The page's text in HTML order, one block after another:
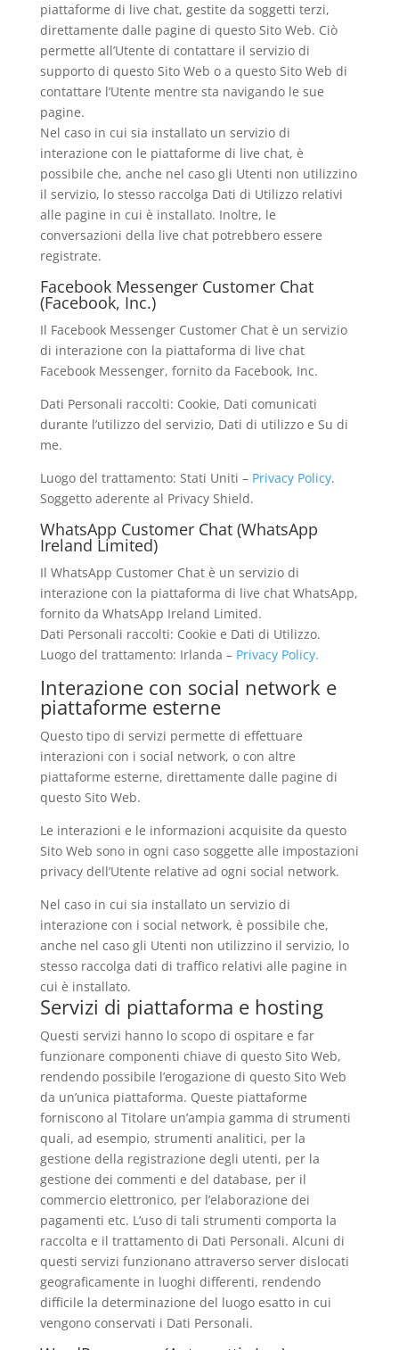
piattaforme di live chat, gestite da soggetti terzi,
direttamente dalle pagine di questo Sito Web. Ciò
permette all’Utente di contattare il servizio di
supporto di questo Sito Web o a questo Sito Web di
contattare l’Utente mentre sta navigando le sue
pagine.
Nel caso in cui sia installato un servizio di
interazione con le piattaforme di live chat, è
possibile che, anche nel caso gli Utenti non utilizzino
il servizio, lo stesso raccolga Dati di Utilizzo relativi
alle pagine in cui è installato. Inoltre, le
conversazioni della live chat potrebbero essere
registrate.
Facebook Messenger Customer Chat
(Facebook, Inc.)
Il Facebook Messenger Customer Chat è un servizio
di interazione con la piattaforma di live chat
Facebook Messenger, fornito da Facebook, Inc.
Dati Personali raccolti: Cookie, Dati comunicati
durante l’utilizzo del servizio, Dati di utilizzo e Su di
me.
Luogo del trattamento: Stati Uniti – Privacy Policy.
Soggetto aderente al Privacy Shield.
WhatsApp Customer Chat (WhatsApp
Ireland Limited)
Il WhatsApp Customer Chat è un servizio di
interazione con la piattaforma di live chat WhatsApp,
fornito da WhatsApp Ireland Limited.
Dati Personali raccolti: Cookie e Dati di Utilizzo.
Luogo del trattamento: Irlanda – Privacy Policy.
Interazione con social network e
piattaforme esterne
Questo tipo di servizi permette di effettuare
interazioni con i social network, o con altre
piattaforme esterne, direttamente dalle pagine di
questo Sito Web.
Le interazioni e le informazioni acquisite da questo
Sito Web sono in ogni caso soggette alle impostazioni
privacy dell’Utente relative ad ogni social network.
Nel caso in cui sia installato un servizio di
interazione con i social network, è possibile che,
anche nel caso gli Utenti non utilizzino il servizio, lo
stesso raccolga dati di traffico relativi alle pagine in
cui è installato.
Servizi di piattaforma e hosting
Questi servizi hanno lo scopo di ospitare e far
funzionare componenti chiave di questo Sito Web,
rendendo possibile l’erogazione di questo Sito Web
da un’unica piattaforma. Queste piattaforme
forniscono al Titolare un’ampia gamma di strumenti
quali, ad esempio, strumenti analitici, per la
gestione della registrazione degli utenti, per la
gestione dei commenti e del database, per il
commercio elettronico, per l’elaborazione dei
pagamenti etc. L’uso di tali strumenti comporta la
raccolta e il trattamento di Dati Personali. Alcuni di
questi servizi funzionano attraverso server dislocati
geograficamente in luoghi differenti, rendendo
difficile la determinazione del luogo esatto in cui
vengono conservati i Dati Personali.